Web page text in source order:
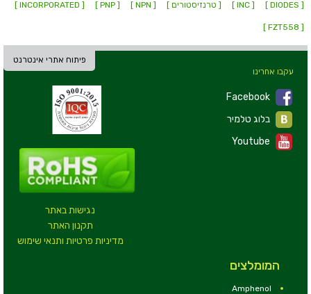
[ DIODES ]
[ INC ] [ טרנזיסטורים ] [ NPN ]
[ PNP ]
[ INCORPORATED ]
[ FZT558 ]
פיתוח אתרי אינטרנט
נגישות באתר
תקנון האתר
מדיניות פרטיות ותנאי שימוש
עקבו אחרינו
Facebook
Youtube
המומלצים
Amphenol